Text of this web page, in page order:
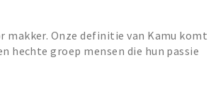
makker. Onze definitie van Kamu komt
hechte groep mensen die hun passie